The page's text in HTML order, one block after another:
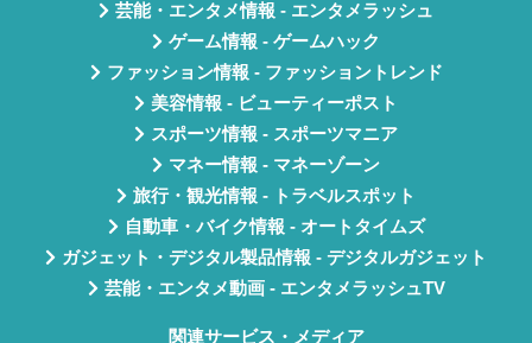
芸能・エンタメ情報 - エンタメラッシュ
ゲーム情報 - ゲームハック
ファッション情報 - ファッショントレンド
美容情報 - ビューティーポスト
スポーツ情報 - スポーツマニア
マネー情報 - マネーゾーン
旅行・観光情報 - トラベルスポット
自動車・バイク情報 - オートタイムズ
ガジェット・デジタル製品情報 - デジタルガジェット
芸能・エンタメ動画 - エンタメラッシュTV
関連サービス・メディア